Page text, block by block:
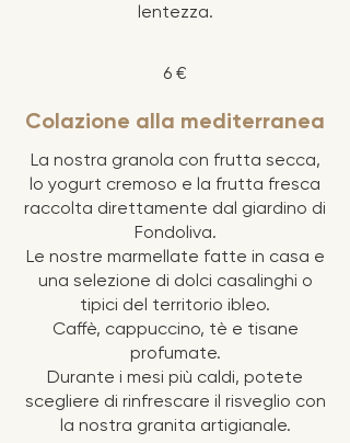
lentezza.
6 €
Colazione alla mediterranea
La nostra granola con frutta secca,
lo yogurt cremoso e la frutta fresca
raccolta direttamente dal giardino di
Fondoliva.
Le nostre marmellate fatte in casa e
una selezione di dolci casalinghi o
tipici del territorio ibleo.
Caffè, cappuccino, tè e tisane
profumate.
Durante i mesi più caldi, potete
scegliere di rinfrescare il risveglio con
la nostra granita artigianale.